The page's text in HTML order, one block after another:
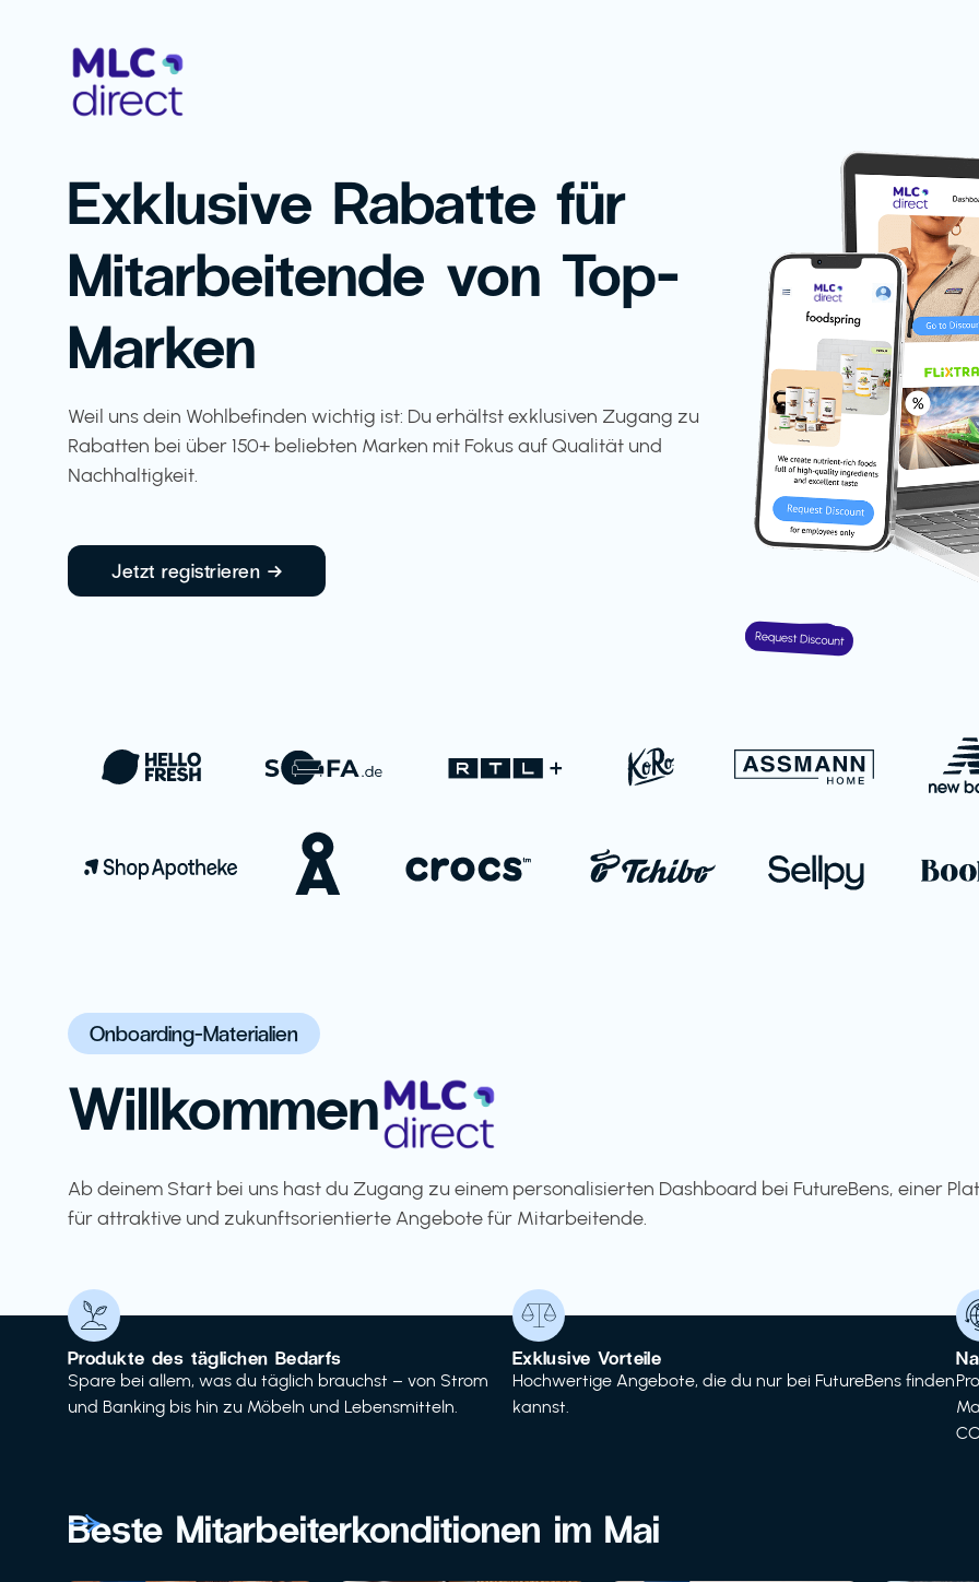
Exklusive Rabatte für
Mitarbeitende von Top-
Marken
Weil uns dein Wohlbefinden wichtig ist: Du erhältst exklusiven Zugang zu
Rabatten bei über 150+ beliebten Marken mit Fokus auf Qualität und
Nachhaltigkeit.
Jetzt registrieren →
Onboarding-Materialien
Willkommen
Ab deinem Start bei uns hast du Zugang zu einem personalisierten Dashboard bei FutureBens, einer
für attraktive und zukunftsorientierte Angebote für Mitarbeitende.
Produkte des täglichen Bedarfs
Spare bei allem, was du täglich brauchst – von Strom
und Banking bis hin zu Möbeln und Lebensmitteln.
Exklusive Vorteile
Hochwertige Angebote, die du nur bei FutureBens finden
kannst.
Beste Mitarbeiterkonditionen im Mai